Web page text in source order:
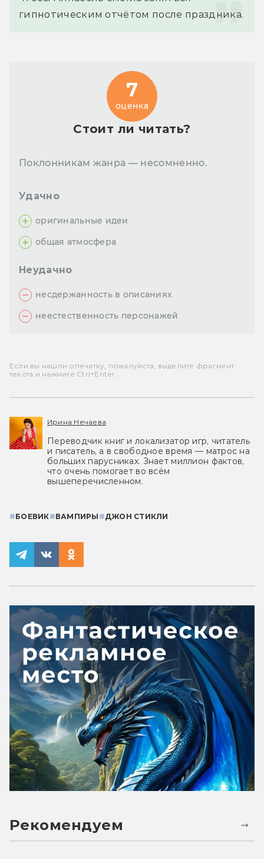
гипнотическим отчётом после праздника.
Стоит ли читать?
7
оценка
Поклонникам жанра — несомненно.
Удачно
оригинальные идеи
общая атмосфера
Неудачно
несдержанность в описаниях
неестественность персонажей
Если вы нашли опечатку, пожалуйста, выделите фрагмент
текста и нажмите Ctrl+Enter.
Ирина Нечаева
Переводчик книг и локализатор игр, читатель
и писатель, а в свободное время — матрос на
больших парусниках. Знает миллион фактов,
что очень помогает во всём
вышеперечисленном.
#БОЕВИК#ВАМПИРЫ #ДЖОН СТИКЛИ
Рекомендуем